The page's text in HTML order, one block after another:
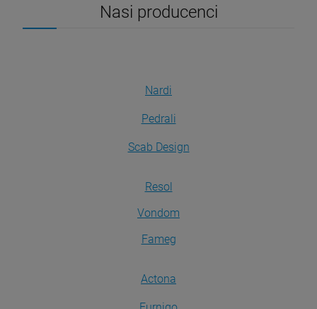
Nasi producenci
Nardi
Pedrali
Scab Design
Resol
Vondom
Fameg
Actona